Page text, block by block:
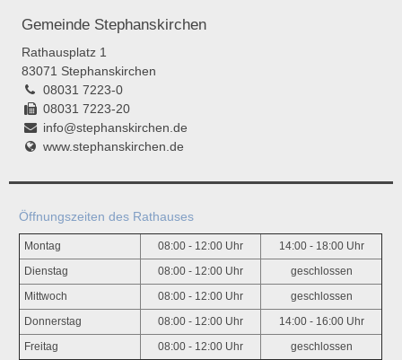
Gemeinde Stephanskirchen
Rathausplatz 1
83071 Stephanskirchen
08031 7223-0
08031 7223-20
info@stephanskirchen.de
www.stephanskirchen.de
Öffnungszeiten des Rathauses
Montag 08:00 - 12:00 Uhr 14:00 - 18:00 Uhr
Dienstag 08:00 - 12:00 Uhr geschlossen
Mittwoch 08:00 - 12:00 Uhr geschlossen
Donnerstag 08:00 - 12:00 Uhr 14:00 - 16:00 Uhr
Freitag 08:00 - 12:00 Uhr geschlossen